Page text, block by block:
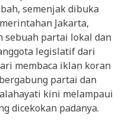
semenjak dibuka
Jakarta,
sebuah partai lokal dan
legislatif dari
membaca iklan koran
partai dan
kini melampaui
dicekokan padanya.